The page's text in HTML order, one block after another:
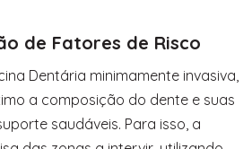
de Fatores de Risco
Dentária minimamente invasiva,
a composição do dente e suas
saudáveis. Para isso, a